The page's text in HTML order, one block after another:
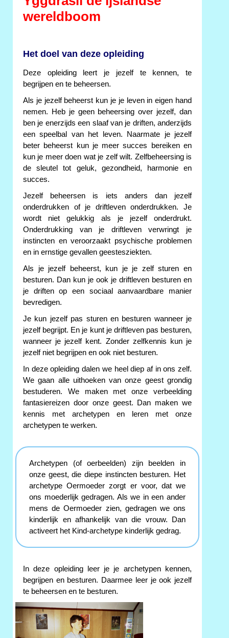
wereldboom
Het doel van deze opleiding
Deze opleiding leert je jezelf te kennen, te
begrijpen en te beheersen.
Als je jezelf beheerst kun je je leven in eigen hand
nemen. Heb je geen beheersing over jezelf, dan
ben je enerzijds een slaaf van je driften, anderzijds
een speelbal van het leven. Naarmate je jezelf
beter beheerst kun je meer succes bereiken en
kun je meer doen wat je zelf wilt. Zelfbeheersing is
de sleutel tot geluk, gezondheid, harmonie en
succes.
Jezelf beheersen is iets anders dan jezelf
onderdrukken of je driftleven onderdrukken. Je
wordt niet gelukkig als je jezelf onderdrukt.
Onderdrukking van je driftleven verwringt je
instincten en veroorzaakt psychische problemen
en in ernstige gevallen geestesziekten.
Als je jezelf beheerst, kun je je zelf sturen en
besturen. Dan kun je ook je driftleven besturen en
je driften op een sociaal aanvaardbare manier
bevredigen.
Je kun jezelf pas sturen en besturen wanneer je
jezelf begrijpt. En je kunt je driftleven pas besturen,
wanneer je jezelf kent. Zonder zelfkennis kun je
jezelf niet begrijpen en ook niet besturen.
In deze opleiding dalen we heel diep af in ons zelf.
We gaan alle uithoeken van onze geest grondig
bestuderen. We maken met onze verbeelding
fantasiereizen door onze geest. Dan maken we
kennis met archetypen en leren met onze
archetypen te werken.
Archetypen (of oerbeelden) zijn beelden in
onze geest, die diepe instincten besturen. Het
archetype Oermoeder zorgt er voor, dat we
ons moederlijk gedragen. Als we in een ander
mens de Oermoeder zien, gedragen we ons
kinderlijk en afhankelijk van die vrouw. Dan
activeert het Kind-archetype kinderlijk gedrag.
In deze opleiding leer je je archetypen kennen,
begrijpen en besturen. Daarmee leer je ook jezelf
te beheersen en te besturen.